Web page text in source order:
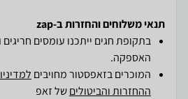
תנאי משלוחים והחזרות ב-zap
בתקופת חגים ייתכנו עומסים חריגים
האספקה.
המוכרים בזאפסטור מחויבים
ההחזרות והביטוליםשל זאפ